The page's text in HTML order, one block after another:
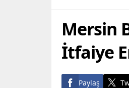
Mersin
İtfaiye
Paylaş